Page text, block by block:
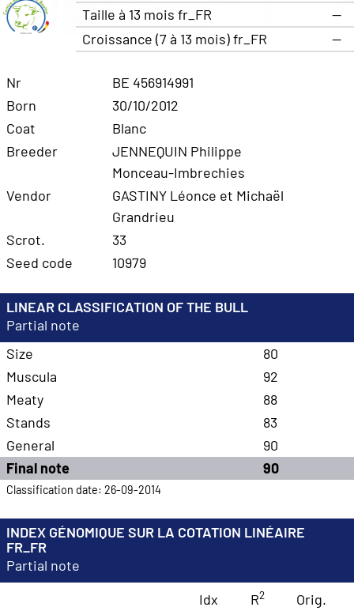
Taille à 13 mois fr_FR
—
Croissance (7 à 13 mois) fr_FR
—
Nr
BE 456914991
Born
30/10/2012
Coat
Blanc
Breeder
JENNEQUIN Philippe
Monceau-Imbrechies
Vendor
GASTINY Léonce et Michaël
Grandrieu
Scrot.
33
Seed code
10979
LINEAR CLASSIFICATION OF THE BULL
Partial note
Size
80
Muscula
92
Meaty
88
Stands
83
General
90
Final note
90
Classification date: 26-09-2014
INDEX GÉNOMIQUE SUR LA COTATION LINÉAIRE
FR_FR
Partial note
Idx
R2 Orig.